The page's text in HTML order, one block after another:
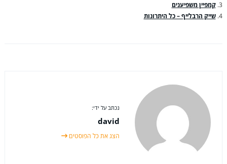
קמפיין משפיענים
שייק הרבלייף – כל היתרונות
נכתב על ידי:
david
הצג את כל הפוסטים